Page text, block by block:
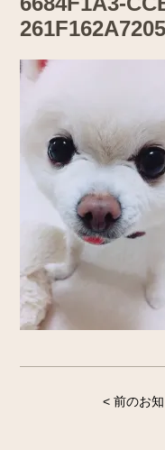
261F162A7205
< 前のお